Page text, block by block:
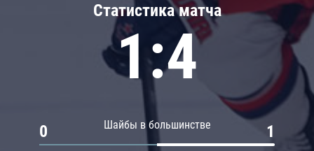
Статистика матча
1:4
Шайбы в большинстве
0 1